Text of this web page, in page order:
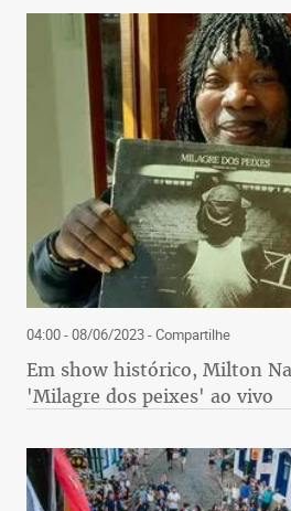
04:00 - 08/06/2023- Compartilhe
Em show histórico, Milton
'Milagre dos peixes' ao vivo